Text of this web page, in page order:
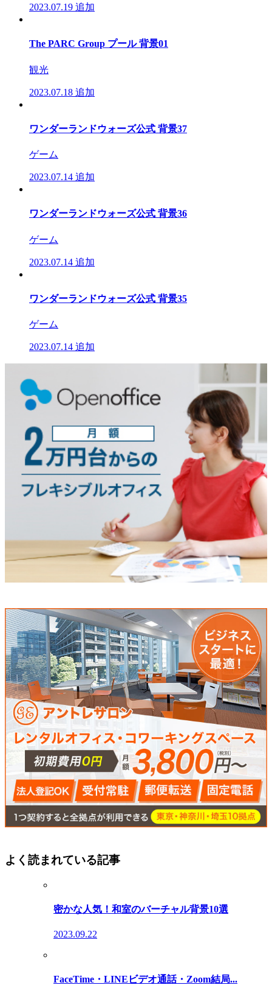
2023.07.19 追加
The PARC Group プール 背景01
観光
2023.07.18 追加
ワンダーランドウォーズ公式 背景37
ゲーム
2023.07.14 追加
ワンダーランドウォーズ公式 背景36
ゲーム
2023.07.14 追加
ワンダーランドウォーズ公式 背景35
ゲーム
2023.07.14 追加
よく読まれている記事
密かな人気！和室のバーチャル背景10選
2023.09.22
FaceTime・LINEビデオ通話・Zoom結局...